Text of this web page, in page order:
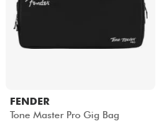
FENDER
Tone Master Pro Gig Bag